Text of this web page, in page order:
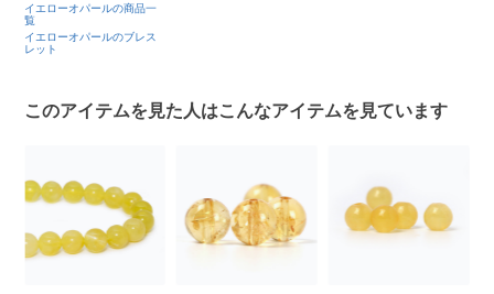
イエローオパールの商品一
覧
イエローオパールのブレス
レット
このアイテムを見た人はこんなアイテムを見ています